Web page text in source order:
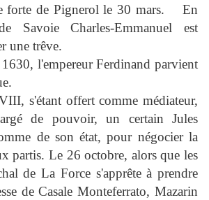
de Pignerol le 30 mars.
En
Charles-Emmanuel est
une trêve.
l'empereur Ferdinand parvient
s'étant offert comme médiateur,
de pouvoir, un certain Jules
de son état, pour négocier la
partis. Le 26 octobre, alors que les
de La Force s'apprête à prendre
de Casale Monteferrato, Mazarin